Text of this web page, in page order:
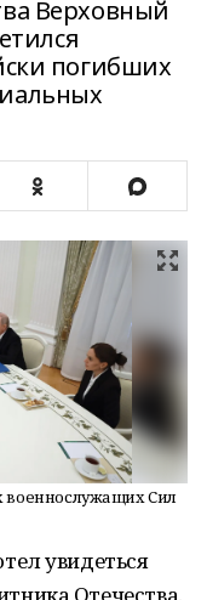
Верховный
погибших
военнослужащих Сил
увидеться